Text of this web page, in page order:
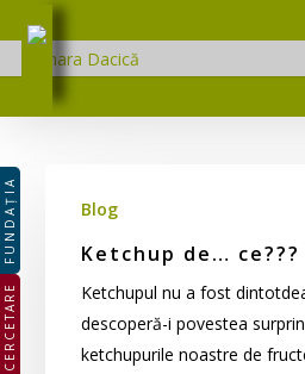
to
main
content
Cămara Dacică
FUNDAȚIA
CERCETARE
Blog
Ketchup de… ce???
Ketchupul nu a fost
descoperă-i povestea
ketchupurile noastre de